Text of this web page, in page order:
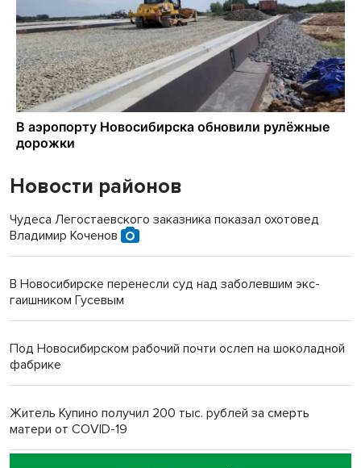
Новости районов
Чудеса Легостаевского заказника показал охотовед
Владимир Коченов
В Новосибирске перенесли суд над заболевшим экс-
гаишником Гусевым
Под Новосибирском рабочий почти ослеп на шоколадной
фабрике
Житель Купино получил 200 тыс. рублей за смерть
матери от COVID-19